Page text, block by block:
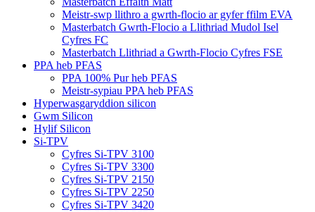
Meistr-swp llithro a gwrth-flocio ar gyfer ffilm EVA
Masterbatch Gwrth-Flocio a Llithriad Mudol Isel
Cyfres FC
Masterbatch Llithriad a Gwrth-Flocio Cyfres FSE
PPA heb PFAS
PPA 100% Pur heb PFAS
Meistr-sypiau PPA heb PFAS
Hyperwasgaryddion silicon
Gwm Silicon
Hylif Silicon
Si-TPV
Cyfres Si-TPV 3100
Cyfres Si-TPV 3300
Cyfres Si-TPV 2150
Cyfres Si-TPV 2250
Cyfres Si-TPV 3420